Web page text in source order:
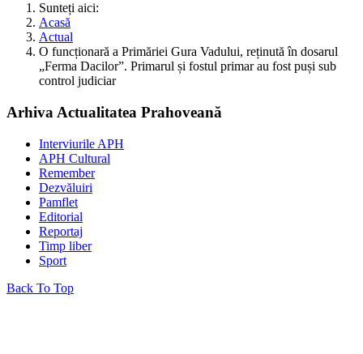
Sunteți aici:
Acasă
Actual
O funcționară a Primăriei Gura Vadului, reținută în dosarul
„Ferma Dacilor”. Primarul și fostul primar au fost puși sub
control judiciar
Arhiva Actualitatea Prahoveană
Interviurile APH
APH Cultural
Remember
Dezvăluiri
Pamflet
Editorial
Reportaj
Timp liber
Sport
Back To Top